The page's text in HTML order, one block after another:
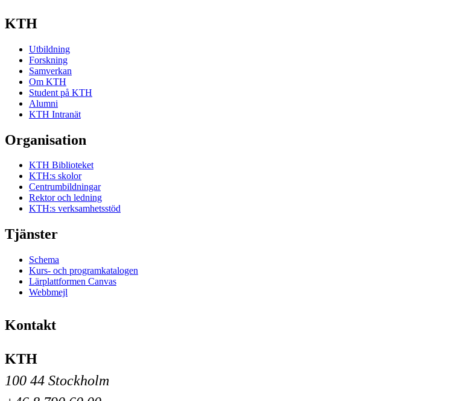
KTH
Utbildning
Forskning
Samverkan
Om KTH
Student på KTH
Alumni
KTH Intranät
Organisation
KTH Biblioteket
KTH:s skolor
Centrumbildningar
Rektor och ledning
KTH:s verksamhetsstöd
Tjänster
Schema
Kurs- och programkatalogen
Lärplattformen Canvas
Webbmejl
Kontakt
KTH
100 44 Stockholm